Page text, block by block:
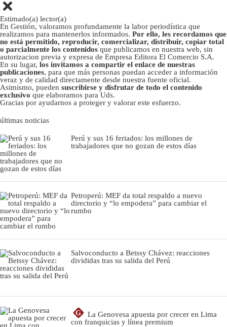
Estimado(a) lector(a)
En Gestión, valoramos profundamente la labor periodística que
realizamos para mantenerlos informados. Por ello, les recordamos que
no está permitido, reproducir, comercializar, distribuir, copiar total
o parcialmente los contenidos que publicamos en nuestra web, sin
autorizacion previa y expresa de Empresa Editora El Comercio S.A.
En su lugar, los invitamos a compartir el enlace de nuestras
publicaciones, para que más personas puedan acceder a información
veraz y de calidad directamente desde nuestra fuente oficial.
Asimismo, pueden suscribirse y disfrutar de todo el contenido
exclusivo que elaboramos para Uds.
Gracias por ayudarnos a proteger y valorar este esfuerzo.
últimas noticias
Perú y sus 16 feriados: los millones de
trabajadores que no gozan de estos días
Petroperú: MEF da total respaldo a nuevo
directorio y “lo empodera” para cambiar el
rumbo
Salvoconducto a Betssy Chávez: reacciones
divididas tras su salida del Perú
G
La Genovesa apuesta por crecer en Lima
con franquicias y línea premium